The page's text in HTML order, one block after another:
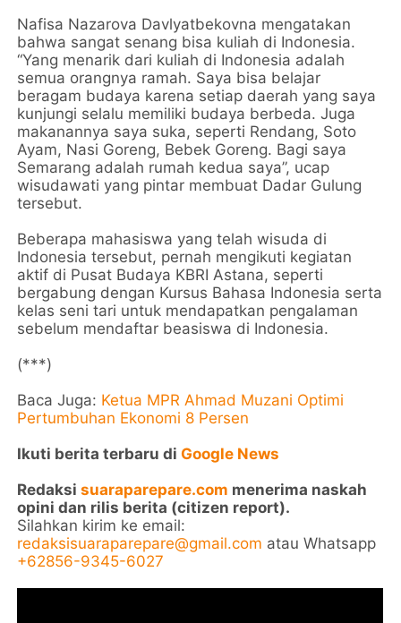
Nafisa Nazarova Davlyatbekovna mengatakan
bahwa sangat senang bisa kuliah di Indonesia.
“Yang menarik dari kuliah di Indonesia adalah
semua orangnya ramah. Saya bisa belajar
beragam budaya karena setiap daerah yang saya
kunjungi selalu memiliki budaya berbeda. Juga
makanannya saya suka, seperti Rendang, Soto
Ayam, Nasi Goreng, Bebek Goreng. Bagi saya
Semarang adalah rumah kedua saya”, ucap
wisudawati yang pintar membuat Dadar Gulung
tersebut.
Beberapa mahasiswa yang telah wisuda di
Indonesia tersebut, pernah mengikuti kegiatan
aktif di Pusat Budaya KBRI Astana, seperti
bergabung dengan Kursus Bahasa Indonesia serta
kelas seni tari untuk mendapatkan pengalaman
sebelum mendaftar beasiswa di Indonesia.
(***)
Baca Juga: Ketua MPR Ahmad Muzani Optimi
Pertumbuhan Ekonomi 8 Persen
Ikuti berita terbaru diGoogle News
Redaksisuaraparepare.com menerima naskah
opini dan rilis berita (citizen report).
Silahkan kirim ke email:
redaksisuaraparepare@gmail.com atau Whatsapp
+62856-9345-6027